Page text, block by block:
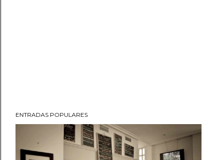
ENTRADAS POPULARES